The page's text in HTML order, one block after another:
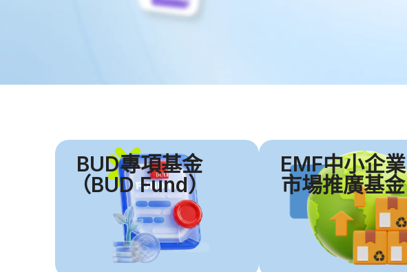
BUD專項基金
（BUD Fund）
EMF中小企業
市場推廣基金